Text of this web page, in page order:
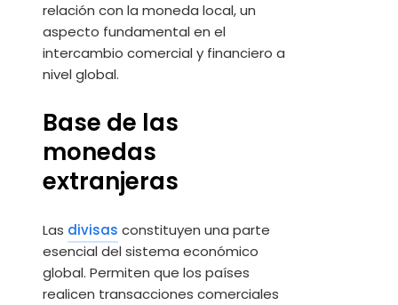
relación con la moneda local, un
aspecto fundamental en el
intercambio comercial y financiero a
nivel global.
Base de las
monedas
extranjeras
Las divisas constituyen una parte
esencial del sistema económico
global. Permiten que los países
realicen transacciones comerciales